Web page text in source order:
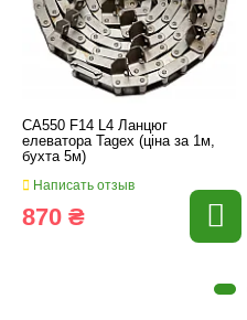
CA550 F14 L4 Ланцюг
елеватора Tagex (ціна за 1м,
бухта 5м)
Написать отзыв
870 ₴